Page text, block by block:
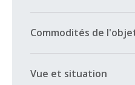
Situé dans un quartier
deux pas de l’accès
Berne.
Commodités de
Vue et situation